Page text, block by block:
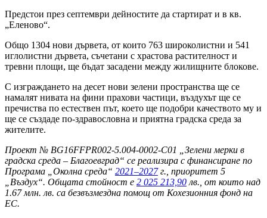
Предстои през септември дейностите да стартират и в кв.
„Еленово“.
Общо 1304 нови дървета, от които 763 широколистни и 541
иглолистни дървета, съчетани с храстова растителност и
тревни площи, ще бъдат засадени между жилищните блокове.
С изграждането на десет нови зелени пространства ще се
намалят нивата на фини прахови частици, въздухът ще се
пречиства по естествен път, което ще подобри качеството му и
ще се създаде по-здравословна и приятна градска среда за
жителите.
Проект № BG16FFPR002-5.004-0002-C01 „Зелени мерки в
градска среда – Благоевград“ се реализира с финансиране по
Програма „Околна среда“ 2021–2027г., приоритет 5
„Въздух“. Общата стойност е 2 025 213,90лв., от които над
1.67 млн. лв. са безвъзмездна помощ от Кохезионния фонд на
ЕС.